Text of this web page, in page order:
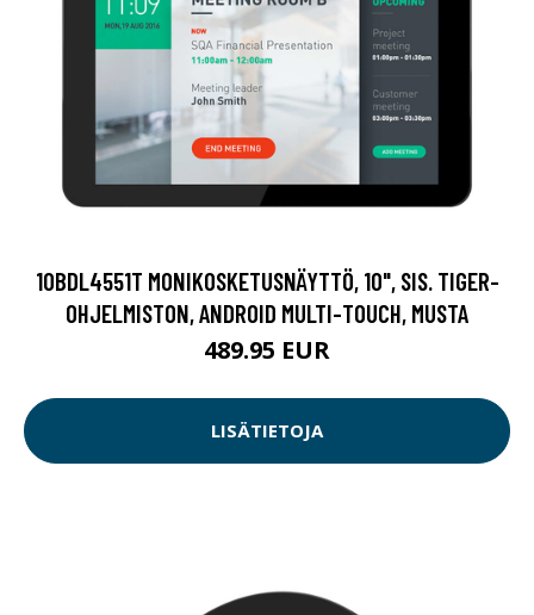
10BDL4551T MONIKOSKETUSNÄYTTÖ, 10", SIS. TIGER-
OHJELMISTON, ANDROID MULTI-TOUCH, MUSTA
489.95 EUR
LISÄTIETOJA